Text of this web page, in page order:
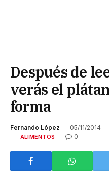
Después de
verás el
forma
Fernando López 05/11/2014
ALIMENTOS 0